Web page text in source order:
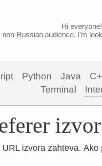
Hi
Russian audience. I'm
Python Java
Terminal
URL izvora zahteva.